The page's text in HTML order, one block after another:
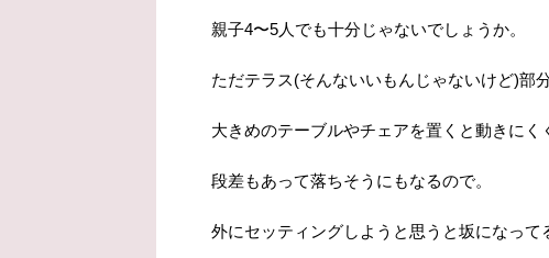
親子4〜5人でも十分じゃないでしょうか。
ただテラス(そんないいもんじゃないけど)部
大きめのテーブルやチェアを置くと動きにく
段差もあって落ちそうにもなるので。
外にセッティングしようと思うと坂になって